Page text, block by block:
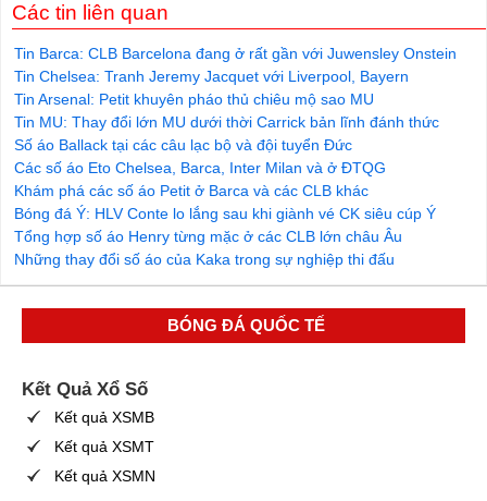
Các tin liên quan
Tin Barca: CLB Barcelona đang ở rất gần với Juwensley Onstein
Tin Chelsea: Tranh Jeremy Jacquet với Liverpool, Bayern
Tin Arsenal: Petit khuyên pháo thủ chiêu mộ sao MU
Tin MU: Thay đổi lớn MU dưới thời Carrick bản lĩnh đánh thức
Số áo Ballack tại các câu lạc bộ và đội tuyển Đức
Các số áo Eto Chelsea, Barca, Inter Milan và ở ĐTQG
Khám phá các số áo Petit ở Barca và các CLB khác
Bóng đá Ý: HLV Conte lo lắng sau khi giành vé CK siêu cúp Ý
Tổng hợp số áo Henry từng mặc ở các CLB lớn châu Âu
Những thay đổi số áo của Kaka trong sự nghiệp thi đấu
BÓNG ĐÁ QUỐC TẾ
Kết Quả Xổ Số
Kết quả XSMB
Kết quả XSMT
Kết quả XSMN